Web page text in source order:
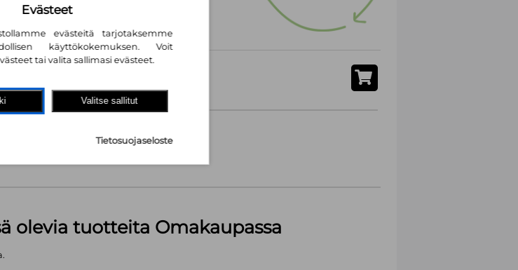
olevia tuotteita Omakaupassa
Evästeet
evästeitä tarjotaksemme
käyttökokemuksen. Voit
tai valita sallimasi evästeet.
Valitse sallitut
Tietosuojaseloste